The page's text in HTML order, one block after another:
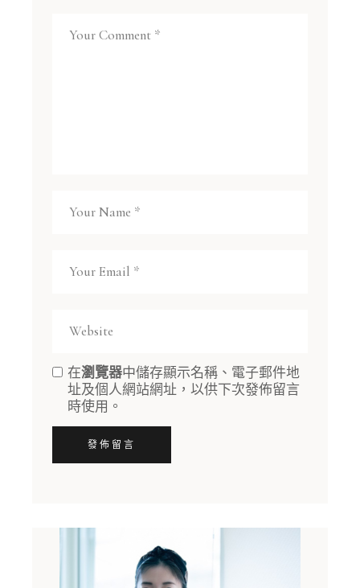
在瀏覽器中儲存顯示名稱、電子郵件地
址及個人網站網址，以供下次發佈留言
時使用。
發佈留言